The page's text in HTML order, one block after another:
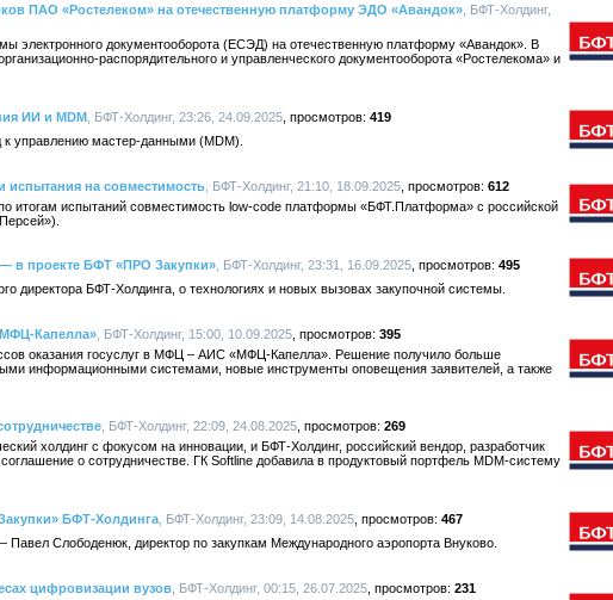
ПАО «Ростелеком» на отечественную платформу ЭДО «Авандок» , БФТ-Холдинг,
электронного документооборота (ЕСЭД) на отечественную платформу «Авандок». В
распорядительного и управленческого документооборота «Ростелекома» и
ИИ и MDM , БФТ-Холдинг, 23:26, 24.09.2025
419
управлению мастер-данными (MDM).
на совместимость , БФТ-Холдинг, 21:10, 18.09.2025
612
итогам испытаний совместимость low-code платформы «БФТ.Платформа» с российской
в проекте БФТ «ПРО Закупки» , БФТ-Холдинг, 23:31, 16.09.2025
495
директора БФТ-Холдинга, о технологиях и новых вызовах закупочной системы.
Капелла» , БФТ-Холдинг, 15:00, 10.09.2025
395
оказания госуслуг в МФЦ – АИС «МФЦ-Капелла». Решение получило больше
информационными системами, новые инструменты оповещения заявителей, а также
, БФТ-Холдинг, 22:09, 24.08.2025
269
холдинг с фокусом на инновации, и БФТ-Холдинг, российский вендор, разработчик
о сотрудничестве. ГК Softline добавила в продуктовый портфель MDM-систему
БФТ-Холдинга , БФТ-Холдинг, 23:09, 14.08.2025
467
Слободенюк, директор по закупкам Международного аэропорта Внуково.
цифровизации вузов , БФТ-Холдинг, 00:15, 26.07.2025
231